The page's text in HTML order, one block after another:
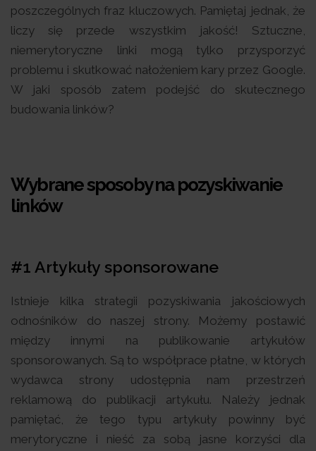
poszczególnych fraz kluczowych. Pamiętaj jednak, że
liczy się przede wszystkim jakość! Sztuczne,
niemerytoryczne linki mogą tylko przysporzyć
problemu i skutkować nałożeniem kary przez Google.
W jaki sposób zatem podejść do skutecznego
budowania linków?
Wybrane sposoby na pozyskiwanie
linków
#1 Artykuły sponsorowane
Istnieje kilka strategii pozyskiwania jakościowych
odnośników do naszej strony. Możemy postawić
między innymi na publikowanie artykułów
sponsorowanych. Są to współprace płatne, w których
wydawca strony udostępnia nam przestrzeń
reklamową do publikacji artykułu. Należy jednak
pamiętać, że tego typu artykuły powinny być
merytoryczne i nieść za sobą jasne korzyści dla